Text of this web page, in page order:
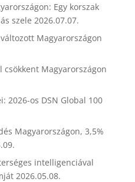
Egy korszak
szele 2026.07.07.
Magyarországon
csökkent Magyarországon
2026-os DSN Global 100
Magyarországon, 3,5%
intelligenciával
2026.05.08.